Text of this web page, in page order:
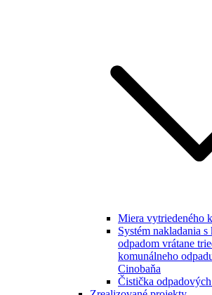
Miera vytriedeného
Systém nakladania
odpadom vrátane
komunálneho
Cinobaňa
Čistička